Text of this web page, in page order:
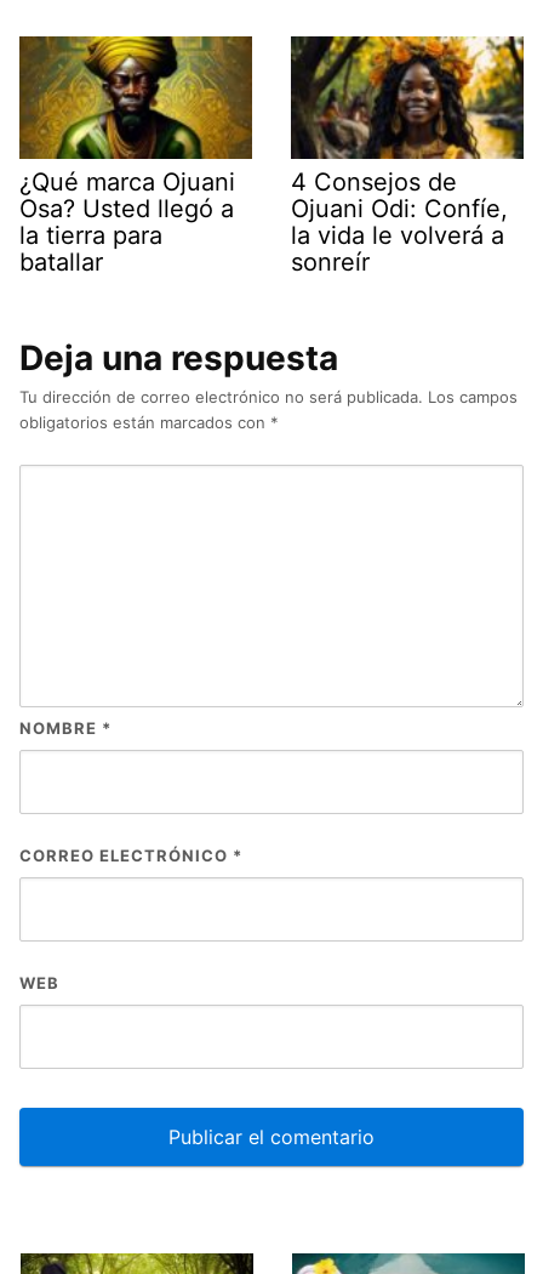
¿Qué marca Ojuani
Osa? Usted llegó a
la tierra para
batallar
4 Consejos de
Ojuani Odi: Confíe,
la vida le volverá a
sonreír
Deja una respuesta
Tu dirección de correo electrónico no será publicada. Los campos
obligatorios están marcados con *
NOMBRE *
CORREO ELECTRÓNICO *
WEB